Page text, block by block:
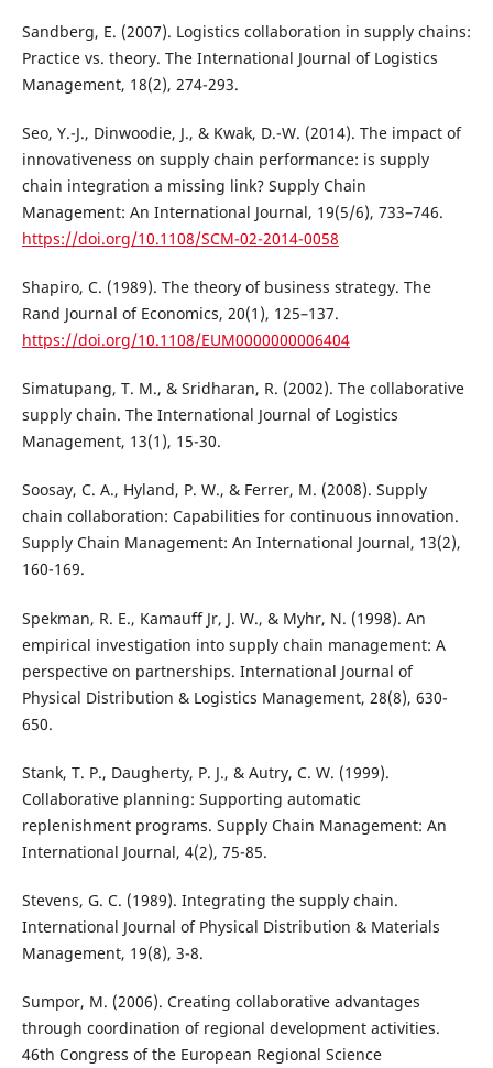
Sandberg, E. (2007). Logistics collaboration in supply chains:
Practice vs. theory. The International Journal of Logistics
Management, 18(2), 274-293.
Seo, Y.-J., Dinwoodie, J., & Kwak, D.-W. (2014). The impact of
innovativeness on supply chain performance: is supply
chain integration a missing link? Supply Chain
Management: An International Journal, 19(5/6), 733–746.
https://doi.org/10.1108/SCM-02-2014-0058
Shapiro, C. (1989). The theory of business strategy. The
Rand Journal of Economics, 20(1), 125–137.
https://doi.org/10.1108/EUM0000000006404
Simatupang, T. M., & Sridharan, R. (2002). The collaborative
supply chain. The International Journal of Logistics
Management, 13(1), 15-30.
Soosay, C. A., Hyland, P. W., & Ferrer, M. (2008). Supply
chain collaboration: Capabilities for continuous innovation.
Supply Chain Management: An International Journal, 13(2),
160-169.
Spekman, R. E., Kamauff Jr, J. W., & Myhr, N. (1998). An
empirical investigation into supply chain management: A
perspective on partnerships. International Journal of
Physical Distribution & Logistics Management, 28(8), 630-
650.
Stank, T. P., Daugherty, P. J., & Autry, C. W. (1999).
Collaborative planning: Supporting automatic
replenishment programs. Supply Chain Management: An
International Journal, 4(2), 75-85.
Stevens, G. C. (1989). Integrating the supply chain.
International Journal of Physical Distribution & Materials
Management, 19(8), 3-8.
Sumpor, M. (2006). Creating collaborative advantages
through coordination of regional development activities.
46th Congress of the European Regional Science